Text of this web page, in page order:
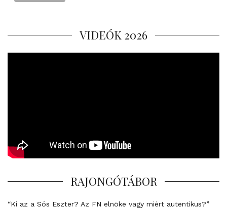
VIDEÓK 2026
RAJONGÓTÁBOR
“Ki az a Sós Eszter? Az FN elnöke vagy miért autentikus?”